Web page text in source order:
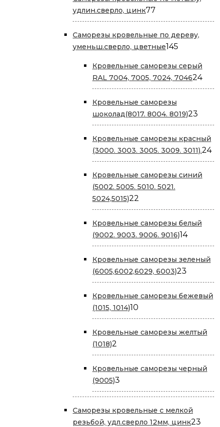
удлин.сверло, цинк77
товаров
Саморезы кровельные по дереву,
уменьш.сверло, цветные145
Кровельные саморезы серый
RAL 7004, 7005, 7024, 70462424
Кровельные саморезы
шоколад(8017. 8004. 8019)23
Кровельные саморезы красный
(3000. 3003. 3005. 3009. 3011).24
Кровельные саморезы cиний
(5002. 5005. 5010. 5021.
5024,5015)22
товара
Кровельные саморезы белый
(9002. 9003. 9006. 9016)1414
товаров
Кровельные саморезы зеленый
(6005,6002,6029, 6003)23
товара
Кровельные саморезы бежевый
(1015, 1014)10
товаров
Кровельные саморезы желтый
(1018)2
товара
Кровельные саморезы черный
(9005)3
товара
Саморезы кровельные с мелкой
резьбой, удл.сверло 12мм, цинк23